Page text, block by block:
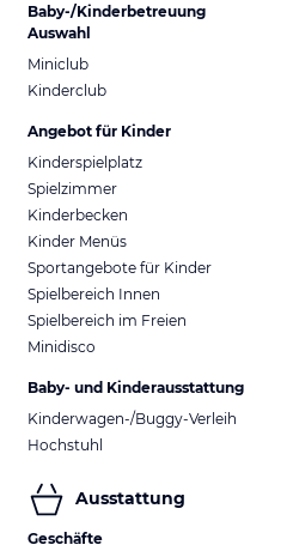
Baby-/Kinderbetreuung
Auswahl
Miniclub
Kinderclub
Angebot für Kinder
Kinderspielplatz
Spielzimmer
Kinderbecken
Kinder Menüs
Sportangebote für Kinder
Spielbereich Innen
Spielbereich im Freien
Minidisco
Baby- und Kinderausstattung
Kinderwagen-/Buggy-Verleih
Hochstuhl
Ausstattung
Geschäfte